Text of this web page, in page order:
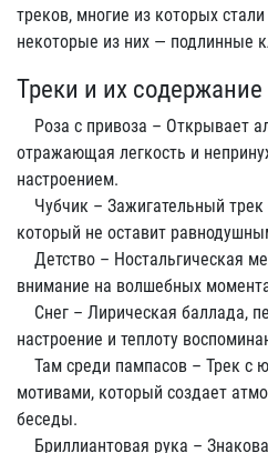
треков, многие из которых
некоторые из них — подлинные
Треки и их содержание
Роза с привоза – Открывает
отражающая легкость и
настроением.
Чубчик – Зажигательный
который не оставит
Детство – Ностальгическая
внимание на волшебных
Снег – Лирическая баллада,
настроение и теплоту
Там среди пампасов – Трек с
мотивами, который создает
беседы.
Бриллиантовая рука –